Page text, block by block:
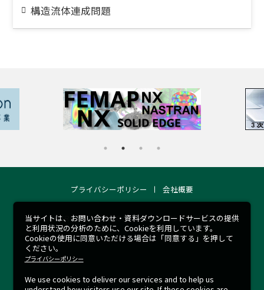
構造流体連成問題
プライバシーポリシー 会社概要
COPYRIGHT 2026 © RCCM ALL RIGHTS RESERVED.
当サイトは、お問い合わせ・資料ダウンロードサービスの提供
と利用状況の分析のために、Cookieを利用しています。
Cookieの使用に同意いただける場合は「同意する」を押して
ください。
プライバシーポリシー
We use cookies to deliver our services and to help us